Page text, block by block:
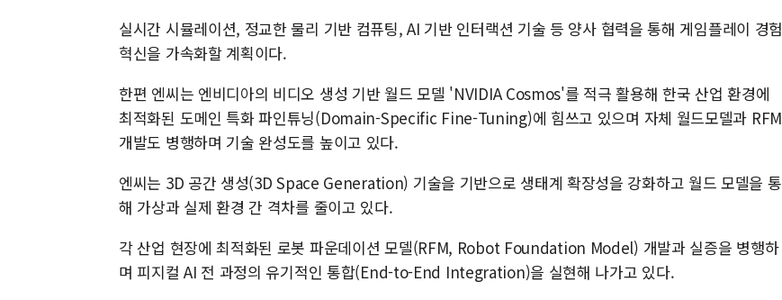
실시간 시뮬레이션, 정교한 물리 기반 컴퓨팅, AI 기반 인터랙션 기술 등 양사 협력을 통해 게임플레이 경험
혁신을 가속화할 계획이다.
한편 엔씨는 엔비디아의 비디오 생성 기반 월드 모델 'NVIDIA Cosmos'를 적극 활용해 한국 산업 환경에
최적화된 도메인 특화 파인튜닝(Domain-Specific Fine-Tuning)에 힘쓰고 있으며 자체 월드모델과 RFM
개발도 병행하며 기술 완성도를 높이고 있다.
엔씨는 3D 공간 생성(3D Space Generation) 기술을 기반으로 생태계 확장성을 강화하고 월드 모델을 통
해 가상과 실제 환경 간 격차를 줄이고 있다.
각 산업 현장에 최적화된 로봇 파운데이션 모델(RFM, Robot Foundation Model) 개발과 실증을 병행하
며 피지컬 AI 전 과정의 유기적인 통합(End-to-End Integration)을 실현해 나가고 있다.